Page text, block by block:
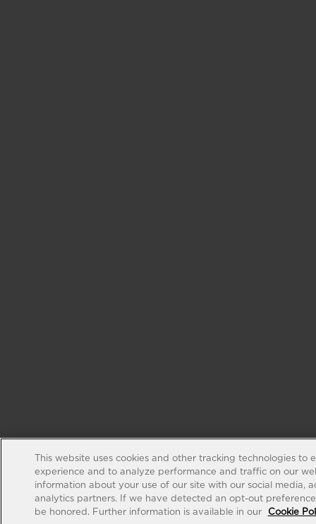
This website uses cookies and other tracking technologies to
experience and to analyze performance and traffic on our
information about your use of our site with our social media,
analytics partners. If we have detected an opt-out
be honored. Further information is available in our
Cookie